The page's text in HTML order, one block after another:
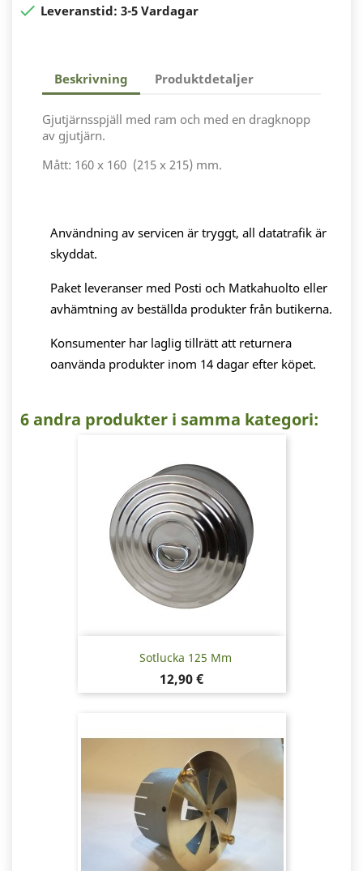
 Leveranstid: 3-5 Vardagar
Beskrivning Produktdetaljer
Gjutjärnsspjäll med ram och med en dragknopp
av gjutjärn.
Mått: 160 x 160 (215 x 215) mm.
Användning av servicen är tryggt, all datatrafik är
skyddat.
Paket leveranser med Posti och Matkahuolto eller
avhämtning av beställda produkter från butikerna.
Konsumenter har laglig tillrätt att returnera
oanvända produkter inom 14 dagar efter köpet.
6 andra produkter i samma kategori:
Sotlucka 125 Mm
Pris
12,90 €